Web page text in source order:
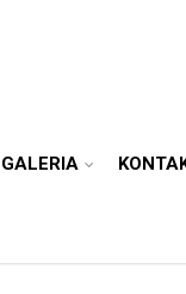
GALERIA